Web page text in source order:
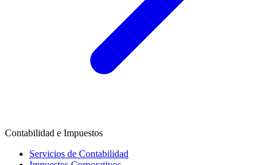
Contabilidad e Impuestos
Servicios de Contabilidad